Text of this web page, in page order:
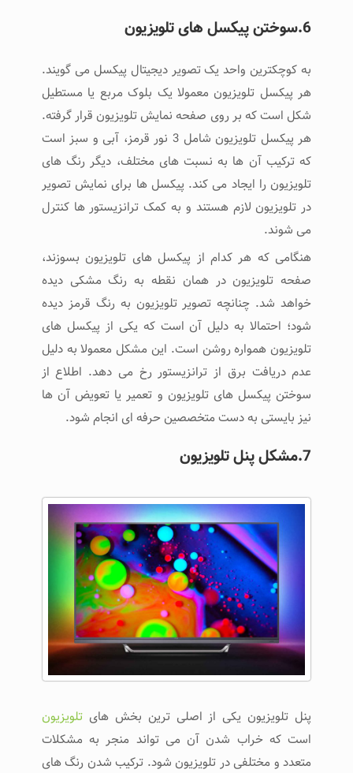
6.سوختن پیکسل های تلویزیون
به کوچکترین واحد یک تصویر دیجیتال پیکسل می گویند.
هر پیکسل تلویزیون معمولا یک بلوک مربع یا مستطیل
شکل است که بر روی صفحه نمایش تلویزیون قرار گرفته.
هر پیکسل تلویزیون شامل 3 نور قرمز، آبی و سبز است
که ترکیب آن ها به نسبت های مختلف، دیگر رنگ های
تلویزیون را ایجاد می کند. پیکسل ها برای نمایش تصویر
در تلویزیون لازم هستند و به کمک ترانزیستور ها کنترل
می شوند.
هنگامی که هر کدام از پیکسل های تلویزیون بسوزند،
صفحه تلویزیون در همان نقطه به رنگ مشکی دیده
خواهد شد. چنانچه تصویر تلویزیون به رنگ قرمز دیده
شود؛ احتمالا به دلیل آن است که یکی از پیکسل های
تلویزیون همواره روشن است. این مشکل معمولا به دلیل
عدم دریافت برق از ترانزیستور رخ می دهد. اطلاع از
سوختن پیکسل های تلویزیون و تعمیر یا تعویض آن ها
نیز بایستی به دست متخصصین حرفه ای انجام شود.
7.مشکل پنل تلویزیون
پنل تلویزیون یکی از اصلی ترین بخش هایتلویزیون
است که خراب شدن آن می تواند منجر به مشکلات
متعدد و مختلفی در تلویزیون شود. ترکیب شدن رنگ های